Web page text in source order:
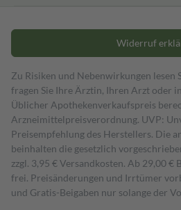
Widerruf
Zu Risiken und Nebenwirkungen lesen
fragen Sie Ihre Ärztin, Ihren Arzt oder
Üblicher Apothekenverkaufspreis
Arzneimittelpreisverordnung. UVP:
Preisempfehlung des Herstellers. Die
beinhalten die gesetzlich
zzgl. 3,95 € Versandkosten. Ab 29,00
frei. Preisänderungen und Irrtümer
und Gratis-Beigaben nur solange der